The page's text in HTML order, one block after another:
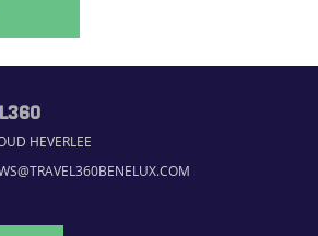
HEVERLEE